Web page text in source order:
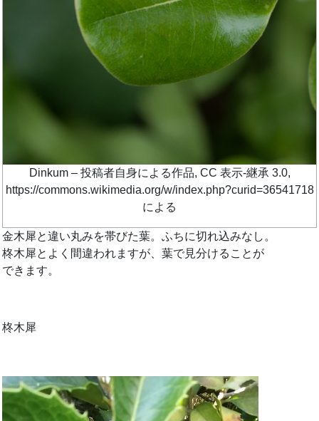
Dinkum – 投稿者自身による作品, CC 表示-継承 3.0,
https://commons.wikimedia.org/w/index.php?curid=36541718
による
金木犀と違い丸みを帯びた葉。ふちに切れ込みなし。
柊木犀とよく間違われますが、葉で見分けることが
できます。
柊木犀